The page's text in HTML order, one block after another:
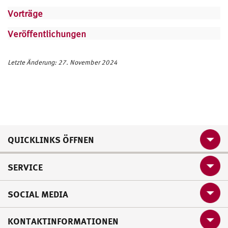
Vorträge
Veröffentlichungen
Letzte Änderung: 27. November 2024
QUICKLINKS ÖFFNEN
SERVICE
SOCIAL MEDIA
KONTAKTINFORMATIONEN